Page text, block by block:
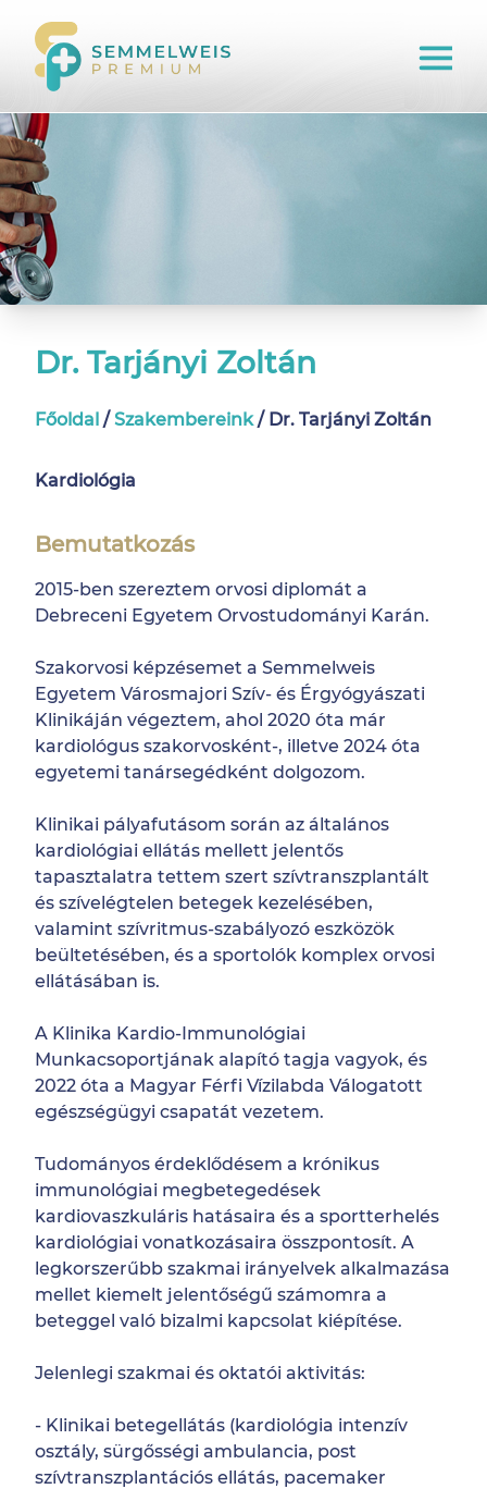
Dr. Tarjányi Zoltán
Főoldal / Szakembereink /Dr. Tarjányi Zoltán
Kardiológia
Bemutatkozás
2015-ben szereztem orvosi diplomát a
Debreceni Egyetem Orvostudományi Karán.
Szakorvosi képzésemet a Semmelweis
Egyetem Városmajori Szív- és Érgyógyászati
Klinikáján végeztem, ahol 2020 óta már
kardiológus szakorvosként-, illetve 2024 óta
egyetemi tanársegédként dolgozom.
Klinikai pályafutásom során az általános
kardiológiai ellátás mellett jelentős
tapasztalatra tettem szert szívtranszplantált
és szívelégtelen betegek kezelésében,
valamint szívritmus-szabályozó eszközök
beültetésében, és a sportolók komplex orvosi
ellátásában is.
A Klinika Kardio-Immunológiai
Munkacsoportjának alapító tagja vagyok, és
2022 óta a Magyar Férfi Vízilabda Válogatott
egészségügyi csapatát vezetem.
Tudományos érdeklődésem a krónikus
immunológiai megbetegedések
kardiovaszkuláris hatásaira és a sportterhelés
kardiológiai vonatkozásaira összpontosít. A
legkorszerűbb szakmai irányelvek alkalmazása
mellet kiemelt jelentőségű számomra a
beteggel való bizalmi kapcsolat kiépítése.
Jelenlegi szakmai és oktatói aktivitás:
- Klinikai betegellátás (kardiológia intenzív
osztály, sürgősségi ambulancia, post
szívtranszplantációs ellátás, pacemaker